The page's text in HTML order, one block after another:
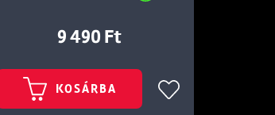
9 490 Ft
KOSÁRBA